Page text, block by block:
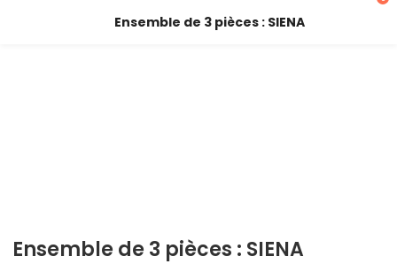
Ensemble de 3 pièces : SIENA
Ensemble de 3 pièces : SIENA